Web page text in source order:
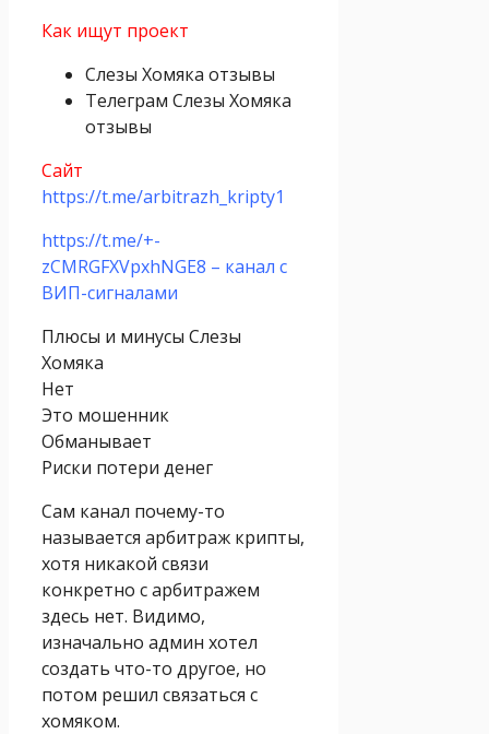
Как ищут проект
Слезы Хомяка отзывы
Телеграм Слезы Хомяка
отзывы
Сайт
https://t.me/arbitrazh_kripty1
https://t.me/+-
zCMRGFXVpxhNGE8 – канал с
ВИП-сигналами
Плюсы и минусы Слезы
Хомяка
Нет
Это мошенник
Обманывает
Риски потери денег
Сам канал почему-то
называется арбитраж крипты,
хотя никакой связи
конкретно с арбитражем
здесь нет. Видимо,
изначально админ хотел
создать что-то другое, но
потом решил связаться с
хомяком.